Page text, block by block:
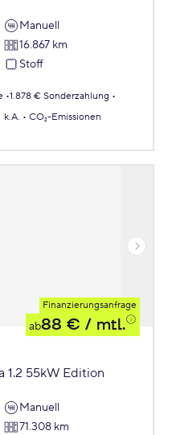
Manuell
16.867 km
Stoff
1.878 € Sonderzahlung
k.A.
CO₂-Emissionen
Finanzierungsanfrage
ab88 € / mtl.
1.2 55kW Edition
Manuell
71.308 km